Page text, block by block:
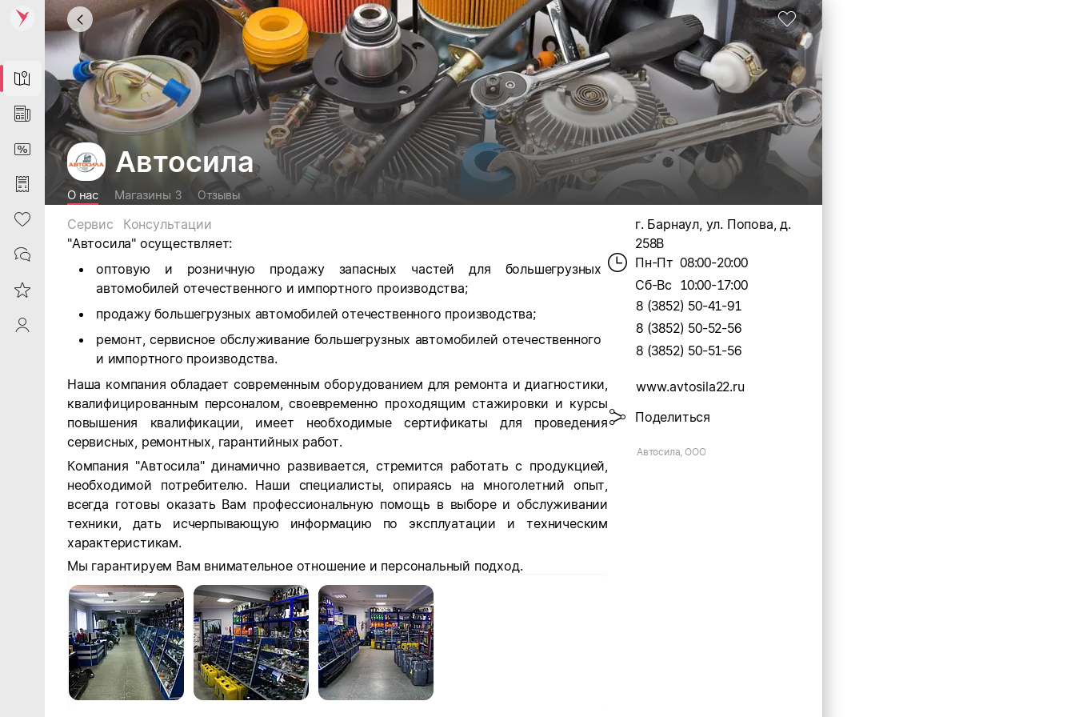
Map
News
DiscountCard
Purchases
Heart
Contacts
Reviews
ProfileSaby
Автосила
О нас Магазины 3 Отзывы
Сервис
Консультации
"Автосила" осуществляет:
оптовую и розничную продажу запасных частей для большегрузных
автомобилей отечественного и импортного производства;
продажу большегрузных автомобилей отечественного производства;
ремонт, сервисное обслуживание большегрузных автомобилей отечественного
и импортного производства.
Наша компания обладает современным оборудованием для ремонта и диагностики,
квалифицированным персоналом, своевременно проходящим стажировки и курсы
повышения квалификации, имеет необходимые сертификаты для проведения
сервисных, ремонтных, гарантийных работ.
Компания "Автосила" динамично развивается, стремится работать с продукцией,
необходимой потребителю. Наши специалисты, опираясь на многолетний опыт,
всегда готовы оказать Вам профессиональную помощь в выборе и обслуживании
техники, дать исчерпывающую информацию по эксплуатации и техническим
характеристикам.
Мы гарантируем Вам внимательное отношение и персональный подход.
г. Барнаул, ул. Попова, д.
258В
Пн-Пт 08:00-20:00
Сб-Вс 10:00-17:00
8 (3852) 50-41-91
8 (3852) 50-52-56
8 (3852) 50-51-56
www.avtosila22.ru
Поделиться
Автосила, ООО